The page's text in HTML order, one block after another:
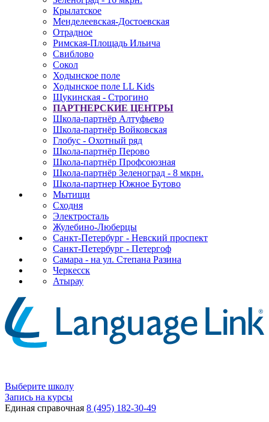
Крылатское
Менделеевская-Достоевская
Отрадное
Римская-Площадь Ильича
Свиблово
Сокол
Ходынское поле
Ходынское поле LL Kids
Щукинская - Строгино
ПАРТНЕРСКИЕ ЦЕНТРЫ
Школа-партнёр Алтуфьево
Школа-партнёр Войковская
Глобус - Охотный ряд
Школа-партнёр Перово
Школа-партнёр Профсоюзная
Школа-партнёр Зеленоград - 8 мкрн.
Школа-партнер Южное Бутово
Мытищи
Сходня
Электросталь
Жулебино-Люберцы
Санкт-Петербург - Невский проспект
Санкт-Петербург - Петергоф
Самара - на ул. Степана Разина
Черкесск
Атырау
Выберите школу
Запись на курсы
Единая справочная 8 (495) 182-30-49